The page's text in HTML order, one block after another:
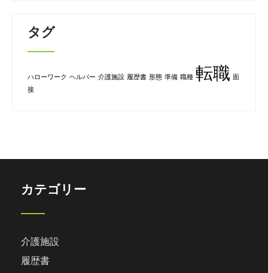
タグ
ハローワーク ヘルパー 介護施設 履歴書 形態 準備 職種 転職 面
接
カテゴリー
介護施設
履歴書